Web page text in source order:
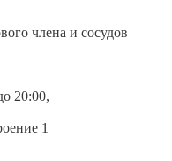
члена и сосудов
20:00,
1